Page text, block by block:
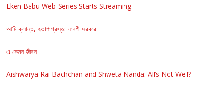
Eken Babu Web-Series Starts Streaming
আমি ক্লান্ত, হতাশাগ্রস্ত: লাবণী সরকার
এ কেমন জীবন
Aishwarya Rai Bachchan and Shweta Nanda: All’s Not Well?